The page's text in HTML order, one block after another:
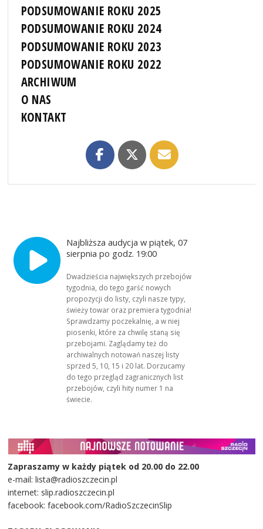
PODSUMOWANIE ROKU 2025
PODSUMOWANIE ROKU 2024
PODSUMOWANIE ROKU 2023
PODSUMOWANIE ROKU 2022
ARCHIWUM
O NAS
KONTAKT
Najbliższa audycja w piątek, 07
sierpnia po godz. 19:00
Dwadzieścia największych przebojów
tygodnia, do tego garść nowych
propozycji do listy, czyli nasze typy,
świeży towar oraz premiera tygodnia!
Sprawdzamy poczekalnię, a w niej
piosenki, które za chwilę staną się
przebojami. Zaglądamy też do
archiwalnych notowań naszej listy
sprzed 5, 10, 15 i 20 lat. Dorzucamy
do tego przegląd zagranicznych list
przebojów, czyli hity numer 1 na
świecie.
Zapraszamy w każdy piątek od 20.00 do 22.00
e-mail: lista@radioszczecin.pl
internet: slip.radioszczecin.pl
facebook: facebook.com/RadioSzczecinSlip